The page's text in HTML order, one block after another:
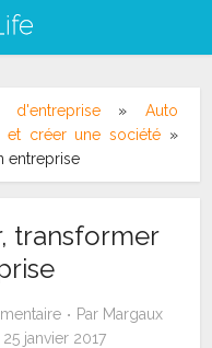
d'entreprise» Auto
et créer une société »
entreprise
transformer
Par Margaux
25 janvier 2017